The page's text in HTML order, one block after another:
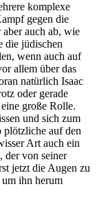
komplexe
gegen die
auch ab, wie
die jüdischen
wenn auch auf
allem über das
natürlich Isaac
oder gerade
große Rolle.
und sich zum
plötzliche auf den
Art auch ein
der von seiner
jetzt die Augen zu
ihn herum